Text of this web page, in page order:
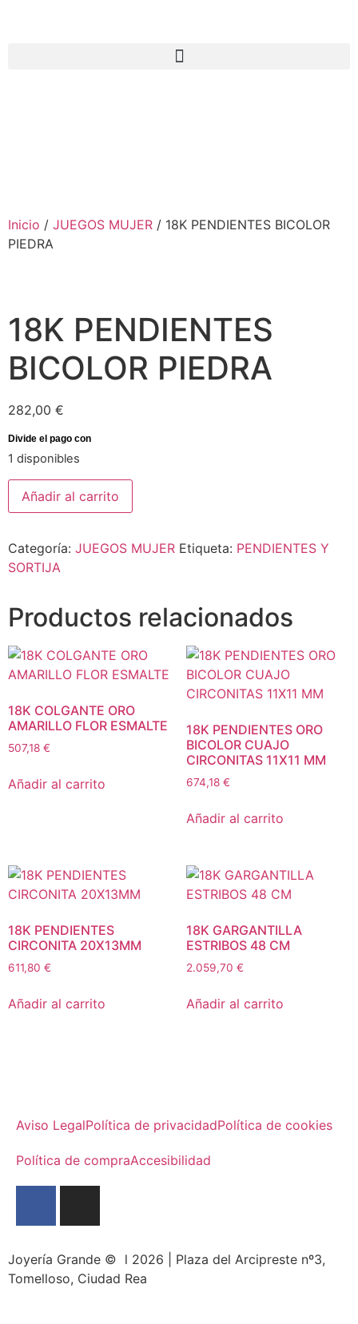
Inicio / JUEGOS MUJER / 18K PENDIENTES BICOLOR
PIEDRA
18K PENDIENTES
BICOLOR PIEDRA
282,00 €
1 disponibles
Añadir al carrito
Categoría: JUEGOS MUJER Etiqueta: PENDIENTES Y
SORTIJA
Productos relacionados
18K COLGANTE ORO
AMARILLO FLOR ESMALTE
507,18 €
Añadir al carrito
18K PENDIENTES ORO
BICOLOR CUAJO
CIRCONITAS 11X11 MM
674,18 €
Añadir al carrito
18K PENDIENTES
CIRCONITA 20X13MM
611,80 €
Añadir al carrito
18K GARGANTILLA
ESTRIBOS 48 CM
2.059,70 €
Añadir al carrito
Aviso LegalPolítica de privacidadPolítica de cookies
Política de compraAccesibilidad
Joyería Grande © l 2026 | Plaza del Arcipreste nº3,
Tomelloso, Ciudad Rea